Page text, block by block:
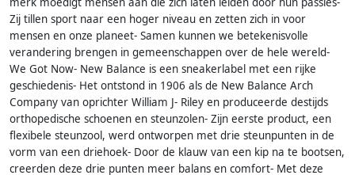
Zij tillen sport naar een hoger niveau en zetten zich in voor
mensen en onze planeet- Samen kunnen we betekenisvolle
verandering brengen in gemeenschappen over de hele wereld-
We Got Now- New Balance is een sneakerlabel met een rijke
geschiedenis- Het ontstond in 1906 als de New Balance Arch
Company van oprichter William J- Riley en produceerde destijds
orthopedische schoenen en steunzolen- Zijn eerste product, een
flexibele steunzool, werd ontworpen met drie steunpunten in de
vorm van een driehoek- Door de klauw van een kip na te bootsen,
creerden deze drie punten meer balans en comfort- Met deze